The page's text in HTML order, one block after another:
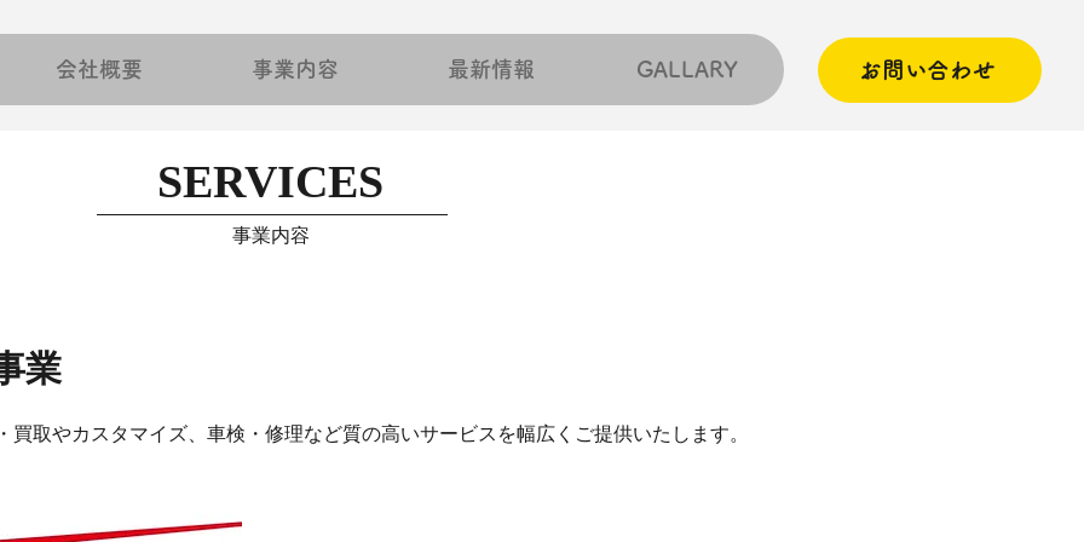
会社概要 事業内容 最新情報 GALLARY お問い合わせ
SERVICES​
​事業内容
業
買取やカス タマイズ、車検・修理など質の高いサービスを幅広くご提供いたします。